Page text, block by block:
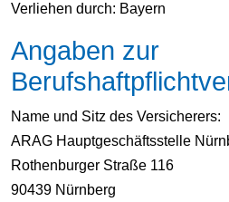
Verliehen durch: Bayern
Angaben zur
Name und Sitz des Versicherers:
ARAG Hauptgeschäftsstelle
Rothenburger Straße 116
90439 Nürnberg